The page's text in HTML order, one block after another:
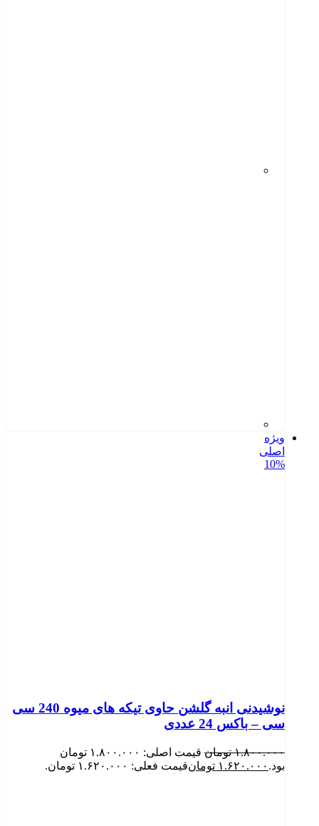
ویژه
اصلی
10%
نوشیدنی انبه گلشن حاوی تیکه های میوه 240 سی
سی – باکس 24 عددی
۱.۸۰۰.۰۰۰ تومان
قیمت اصلی: ۱.۸۰۰.۰۰۰ تومان
بود. ۱.۶۲۰.۰۰۰ تومانقیمت فعلی: ۱.۶۲۰.۰۰۰ تومان.